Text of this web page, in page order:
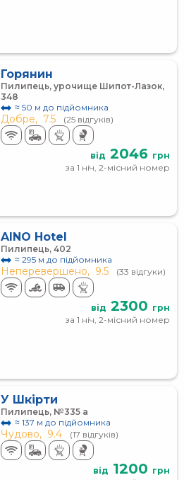
Горянин
Пилипець, урочище Шипот-Лазок,
348
≈ 50 м до підйомника
Добре, 7.5 (25 відгуків)
від 2046 грн
за 1 ніч, 2-місний номер
AINO Hotel
Пилипець, 402
≈ 295 м до підйомника
Неперевершено, 9.5 (33 відгуки)
від 2300 грн
за 1 ніч, 2-місний номер
У Шкірти
Пилипець, №335 а
≈ 137 м до підйомника
Чудово, 9.4 (17 відгуків)
від 1200 грн